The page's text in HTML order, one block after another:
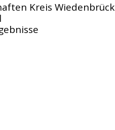
Kreis Wiedenbrück